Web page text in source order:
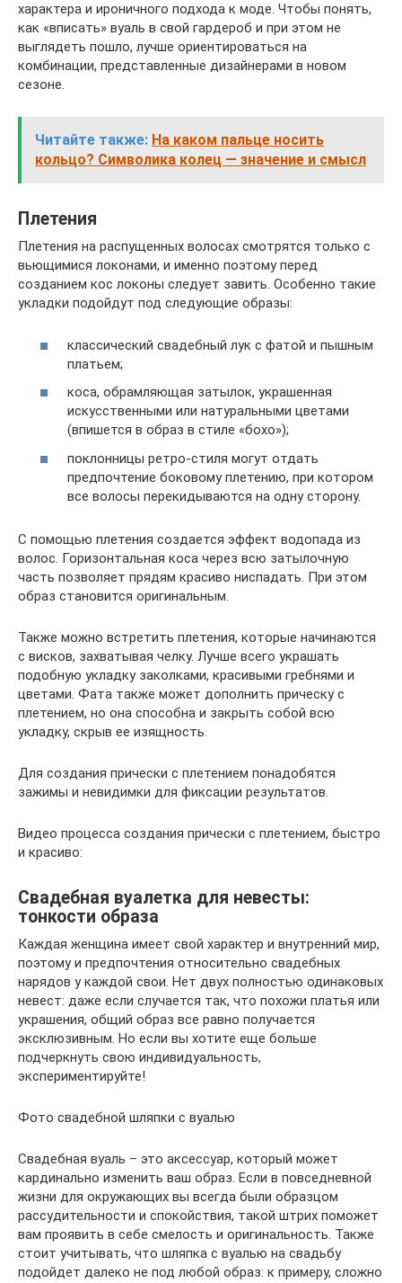
характера и ироничного подхода к моде. Чтобы понять,
как «вписать» вуаль в свой гардероб и при этом не
выглядеть пошло, лучше ориентироваться на
комбинации, представленные дизайнерами в новом
сезоне.
Читайте также: На каком пальце носить
кольцо? Символика колец — значение и смысл
Плетения
Плетения на распущенных волосах смотрятся только с
вьющимися локонами, и именно поэтому перед
созданием кос локоны следует завить. Особенно такие
укладки подойдут под следующие образы:
классический свадебный лук с фатой и пышным
платьем;
коса, обрамляющая затылок, украшенная
искусственными или натуральными цветами
(впишется в образ в стиле «бохо»);
поклонницы ретро-стиля могут отдать
предпочтение боковому плетению, при котором
все волосы перекидываются на одну сторону.
С помощью плетения создается эффект водопада из
волос. Горизонтальная коса через всю затылочную
часть позволяет прядям красиво ниспадать. При этом
образ становится оригинальным.
Также можно встретить плетения, которые начинаются
с висков, захватывая челку. Лучше всего украшать
подобную укладку заколками, красивыми гребнями и
цветами. Фата также может дополнить прическу с
плетением, но она способна и закрыть собой всю
укладку, скрыв ее изящность.
Для создания прически с плетением понадобятся
зажимы и невидимки для фиксации результатов.
Видео процесса создания прически с плетением, быстро
и красиво:
Свадебная вуалетка для невесты:
тонкости образа
Каждая женщина имеет свой характер и внутренний мир,
поэтому и предпочтения относительно свадебных
нарядов у каждой свои. Нет двух полностью одинаковых
невест: даже если случается так, что похожи платья или
украшения, общий образ все равно получается
эксклюзивным. Но если вы хотите еще больше
подчеркнуть свою индивидуальность,
экспериментируйте!
Фото свадебной шляпки с вуалью
Свадебная вуаль – это аксессуар, который может
кардинально изменить ваш образ. Если в повседневной
жизни для окружающих вы всегда были образцом
рассудительности и спокойствия, такой штрих поможет
вам проявить в себе смелость и оригинальность. Также
стоит учитывать, что шляпка с вуалью на свадьбу
подойдет далеко не под любой образ: к примеру, сложно